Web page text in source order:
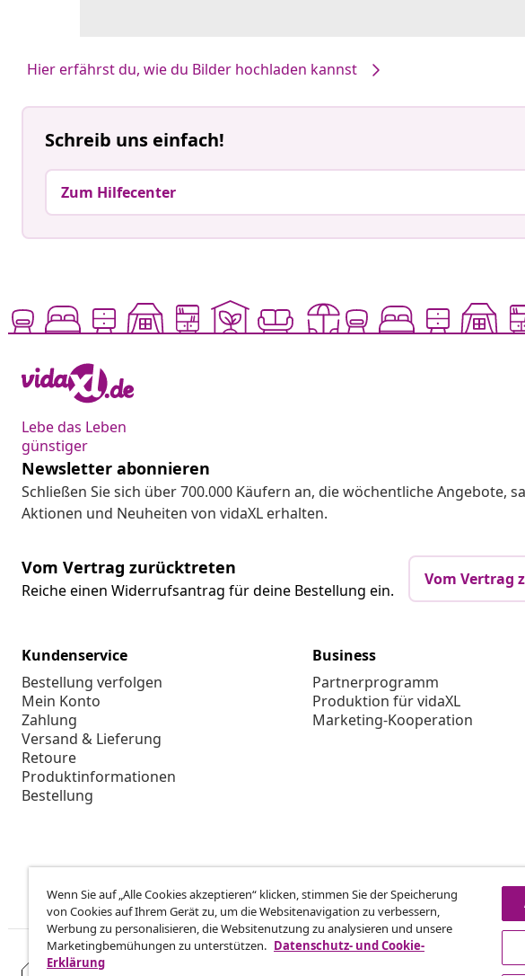
Hier erfährst du, wie du Bilder hochladen kannst
Schreib uns einfach!
Zum Hilfecenter
Lebe das Leben
günstiger
Newsletter abonnieren
Schließen Sie sich über 700.000 Käufern an, die wöchentliche Angebote,
Aktionen und Neuheiten von vidaXL erhalten.
Vom Vertrag zurücktreten
Reiche einen Widerrufsantrag für deine Bestellung ein.
Vom Vertrag
Kundenservice
Bestellung verfolgen
Mein Konto
Zahlung
Versand & Lieferung
Retoure
Produktinformationen
Bestellung
Business
Partnerprogramm
Produktion für vidaXL
Marketing-Kooperation
Wenn Sie auf „Alle Cookies akzeptieren“ klicken, stimmen Sie der Speicherung
von Cookies auf Ihrem Gerät zu, um die Websitenavigation zu verbessern,
Werbung zu personalisieren, die Websitenutzung zu analysieren und unsere
Marketingbemühungen zu unterstützen. Datenschutz- und Cookie-
Erklärung